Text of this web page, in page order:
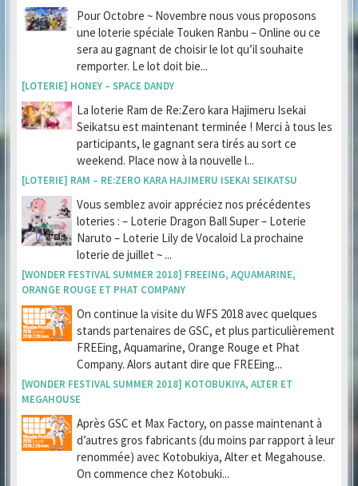
Pour Octobre ~ Novembre nous vous proposons
une loterie spéciale Touken Ranbu – Online ou ce
sera au gagnant de choisir le lot qu’il souhaite
remporter. Le lot doit bie...
[LOTERIE] HONEY – SPACE DANDY
La loterie Ram de Re:Zero kara Hajimeru Isekai
Seikatsu est maintenant terminée ! Merci à tous les
participants, le gagnant sera tirés au sort ce
weekend. Place now à la nouvelle l...
[LOTERIE] RAM – RE:ZERO KARA HAJIMERU ISEKAI SEIKATSU
Vous semblez avoir appréciez nos précédentes
loteries : – Loterie Dragon Ball Super – Loterie
Naruto – Loterie Lily de Vocaloid La prochaine
loterie de juillet ~ ...
[WONDER FESTIVAL SUMMER 2018] FREEING, AQUAMARINE,
ORANGE ROUGE ET PHAT COMPANY
On continue la visite du WFS 2018 avec quelques
stands partenaires de GSC, et plus particulièrement
FREEing, Aquamarine, Orange Rouge et Phat
Company. Alors autant dire que FREEing...
[WONDER FESTIVAL SUMMER 2018] KOTOBUKIYA, ALTER ET
MEGAHOUSE
Après GSC et Max Factory, on passe maintenant à
d’autres gros fabricants (du moins par rapport à leur
renommée) avec Kotobukiya, Alter et Megahouse.
On commence chez Kotobuki...